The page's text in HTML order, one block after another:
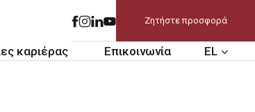
Ζητήστε προσφορά
καριέρας Επικοινωνία EL